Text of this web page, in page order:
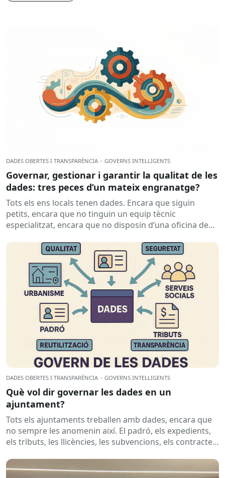
DADES OBERTES I TRANSPARÈNCIA · GOVERNS INTEL·LIGENTS
Governar, gestionar i garantir la qualitat de les
dades: tres peces d’un mateix engranatge?
Tots els ens locals tenen dades. Encara que siguin
petits, encara que no tinguin un equip tècnic
especialitzat, encara que no disposin d’una oficina de
DADES OBERTES I TRANSPARÈNCIA · GOVERNS INTEL·LIGENTS
Què vol dir governar les dades en un
ajuntament?
Tots els ajuntaments treballen amb dades, encara que
no sempre les anomenin així. El padró, els expedients,
els tributs, les llicències, les subvencions, els contractes,